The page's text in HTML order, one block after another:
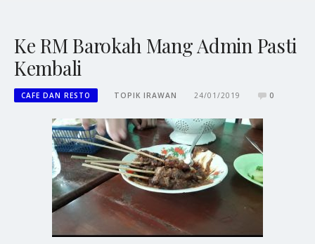
Ke RM Barokah Mang Admin Pasti
Kembali
CAFE DAN RESTO TOPIK IRAWAN 24/01/2019 0